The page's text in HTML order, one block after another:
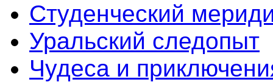
Студенческий
Уральский следопыт
Чудеса и